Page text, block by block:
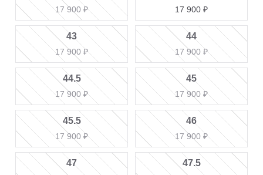
17 900 ₽ 17 900 ₽
43
17 900 ₽
44
17 900 ₽
44.5
17 900 ₽
45
17 900 ₽
45.5
17 900 ₽
46
17 900 ₽
47 47.5